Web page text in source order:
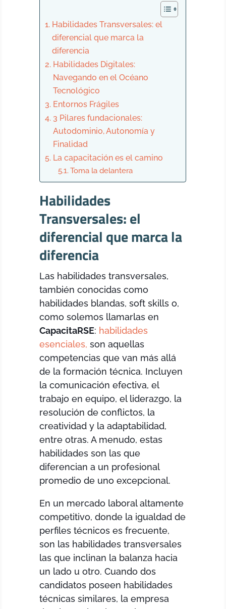
Habilidades Transversales: el
diferencial que marca la
diferencia
Habilidades Digitales:
Navegando en el Océano
Tecnológico
Entornos Frágiles
3 Pilares fundacionales:
Autodominio, Autonomía y
Finalidad
La capacitación es el camino
Toma la delantera
Habilidades
Transversales: el
diferencial que marca la
diferencia
Las habilidades transversales,
también conocidas como
habilidades blandas, soft skills o,
como solemos llamarlas en
CapacitaRSE: habilidades
esenciales, son aquellas
competencias que van más allá
de la formación técnica. Incluyen
la comunicación efectiva, el
trabajo en equipo, el liderazgo, la
resolución de conflictos, la
creatividad y la adaptabilidad,
entre otras. A menudo, estas
habilidades son las que
diferencian a un profesional
promedio de uno excepcional.
En un mercado laboral altamente
competitivo, donde la igualdad de
perfiles técnicos es frecuente,
son las habilidades transversales
las que inclinan la balanza hacia
un lado u otro. Cuando dos
candidatos poseen habilidades
técnicas similares, la empresa